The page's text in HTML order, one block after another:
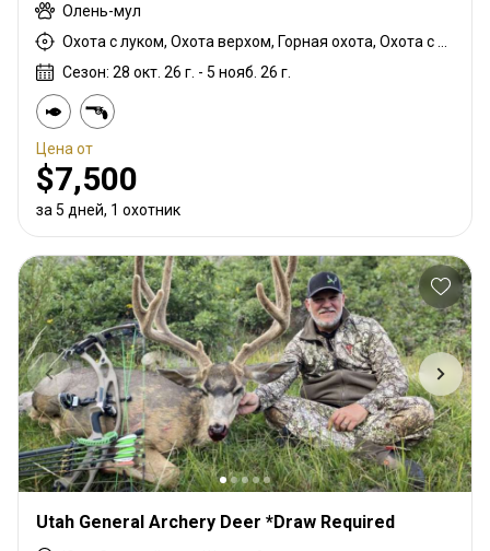
Олень-мул
Охота с луком, Охота верхом, Горная охота, Охота с дульнозарядным ружьём, Охота с карабином, Охота с подхода
Сезон: 28 окт. 26 г. - 5 нояб. 26 г.
Цена от
$7,500
за 5 дней, 1 охотник
Utah General Archery Deer *Draw Required